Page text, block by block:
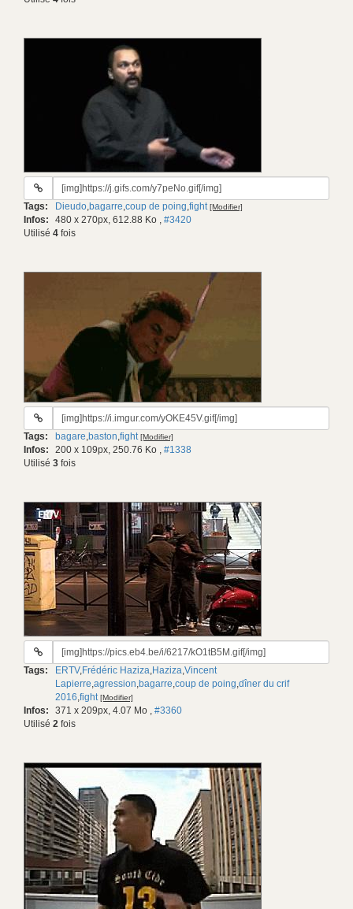
URL
gif:
Tags: Dieudo,bagarre,coup de poing,fight [Modifier]
Infos: 480 x 270px, 612.88 Ko , #3420
Utilisé 4 fois
URL
gif:
Tags: bagare,baston,fight [Modifier]
Infos: 200 x 109px, 250.76 Ko , #1338
Utilisé 3 fois
URL
gif:
Tags: ERTV,Frédéric Haziza,Haziza,Vincent
Lapierre,agression,bagarre,coup de poing,dîner du crif
2016,fight [Modifier]
Infos: 371 x 209px, 4.07 Mo , #3360
Utilisé 2 fois